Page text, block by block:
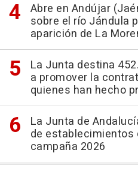
Abre en Andújar
sobre el río Jándula
aparición de La
La Junta destina
a promover la
quienes han hecho
La Junta de
de establecimientos
campaña 2026